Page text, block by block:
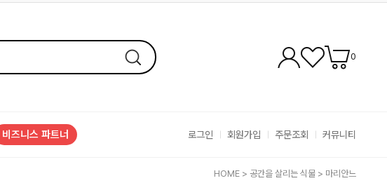
0
비즈니스 파트너 로그인 회원가입 주문조회 커뮤니티
HOME > 공간을 살리는 식물 > 마리안느